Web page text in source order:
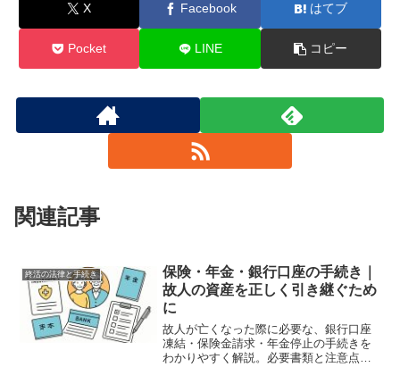
X Facebook はてブ
Pocket LINE コピー
関連記事
終活の法律と手続き
保険・年金・銀行口座の手続き｜
故人の資産を正しく引き継ぐため
に
故人が亡くなった際に必要な、銀行口座
凍結・保険金請求・年金停止の手続きを
わかりやすく解説。必要書類と注意点も